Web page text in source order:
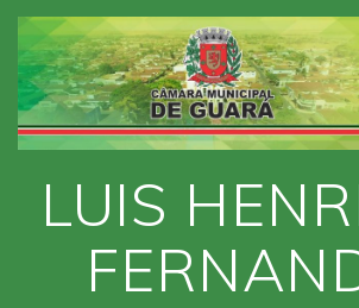
Skip
to
content
LUIS